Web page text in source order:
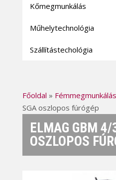
Főoldal » Fémmegmunkálás
SGA oszlopos fúrógép
ELMAG GBM 4/
OSZLOPOS
Kőmegmunkálás
Műhelytechnológia
Szállítástechológia